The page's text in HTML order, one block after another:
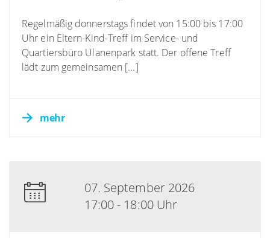
Regelmäßig donnerstags findet von 15:00 bis 17:00
Uhr ein Eltern-Kind-Treff im Service- und
Quartiersbüro Ulanenpark statt. Der offene Treff
lädt zum gemeinsamen [...]
mehr
07. September 2026
17:00 - 18:00 Uhr